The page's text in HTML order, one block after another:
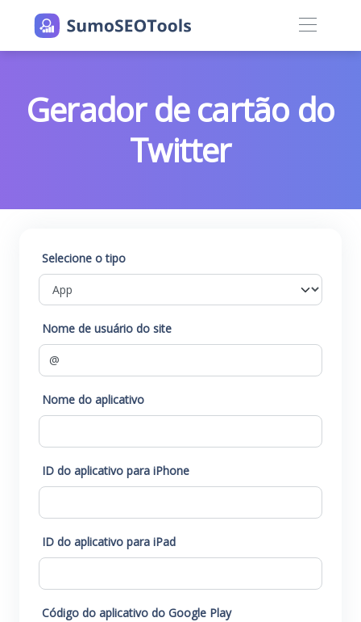
Gerador de cartão do
Twitter
Selecione o tipo
Nome de usuário do site
Nome do aplicativo
ID do aplicativo para iPhone
ID do aplicativo para iPad
Código do aplicativo do Google Play